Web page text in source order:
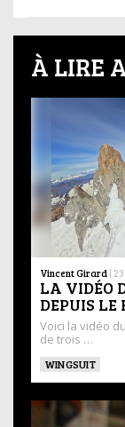
À LIRE
Vincent Girard |
LA VIDÉO
DEPUIS LE
Voici la vidéo
de trois …
WINGSUIT